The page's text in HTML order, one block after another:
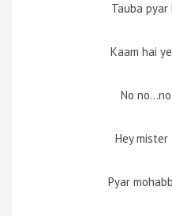
Tauba
Kaam hai
No
Hey
Pyar